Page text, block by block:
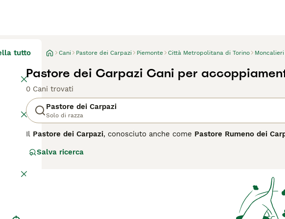
tutto Cani Pastore dei Carpazi Piemonte Città Metropolitana di Torino Moncalieri
Pastore dei Carpazi Cani per
0 Cani trovati
Pastore dei Carpazi
Solo di razza
Il Pastore dei Carpazi, conosciuto anche come Pastore Rumeno dei
adatta a proteggere pecore e capre da predatori come lupi e orsi. Il
agile e con un'espressione vigile e calma. Il suo temperamento è
gli estranei, caratteristiche che lo rendono un eccellente guardiano.
in appartamento; necessita di ampi spazi e una educazione ferma e
continua per integrarsi al meglio, oltre a esercizio quotidiano e cure
carattere ne fanno un compagno fedele e un guardiano instancabile.
Salva ricerca